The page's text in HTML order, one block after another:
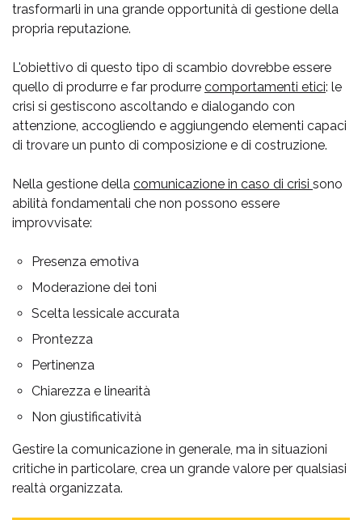
trasformarli in una grande opportunità di gestione della
propria reputazione.
L'obiettivo di questo tipo di scambio dovrebbe essere
quello di produrre e far produrre comportamenti etici: le
crisi si gestiscono ascoltando e dialogando con
attenzione, accogliendo e aggiungendo elementi capaci
di trovare un punto di composizione e di costruzione.
Nella gestione della comunicazione in caso di crisi sono
abilità fondamentali che non possono essere
improvvisate:
Presenza emotiva
Moderazione dei toni
Scelta lessicale accurata
Prontezza
Pertinenza
Chiarezza e linearità
Non giustificatività
Gestire la comunicazione in generale, ma in situazioni
critiche in particolare, crea un grande valore per qualsiasi
realtà organizzata.